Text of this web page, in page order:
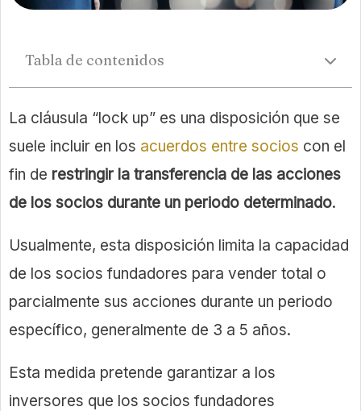
Tabla de contenidos
La cláusula “lock up” es una disposición que se
suele incluir en los acuerdos entre socios con el
fin de restringir la transferencia de las acciones
de los socios durante un periodo determinado.
Usualmente, esta disposición limita la capacidad
de los socios fundadores para vender total o
parcialmente sus acciones durante un periodo
específico, generalmente de 3 a 5 años.
Esta medida pretende garantizar a los
inversores que los socios fundadores